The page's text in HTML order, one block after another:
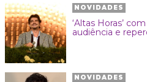
NOVIDADES
‘Altas Horas’
audiência e
NOVIDADES